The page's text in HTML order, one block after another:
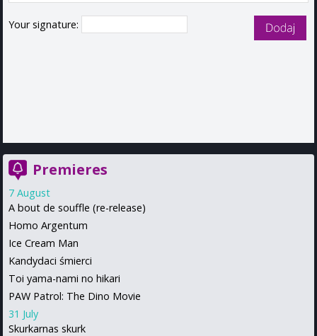
Your signature:
Premieres
7 August
A bout de souffle (re-release)
Homo Argentum
Ice Cream Man
Kandydaci śmierci
Toi yama-nami no hikari
PAW Patrol: The Dino Movie
31 July
Skurkarnas skurk